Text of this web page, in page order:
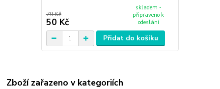
79 Kč
50 Kč
skladem -
připraveno k
odeslání
Přidat do košíku
Zboží zařazeno v kategoriích